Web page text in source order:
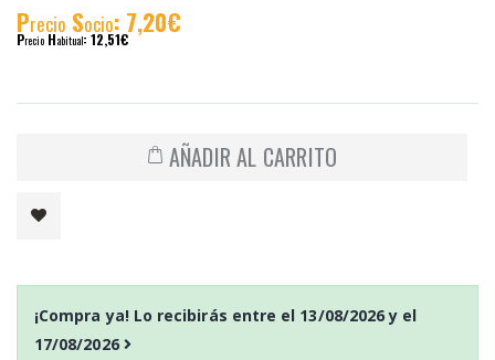
Precio Socio: 7,20€
Precio Habitual: 12,51€
AÑADIR AL CARRITO
¡Compra ya! Lo recibirás entre el 13/08/2026y el
17/08/2026